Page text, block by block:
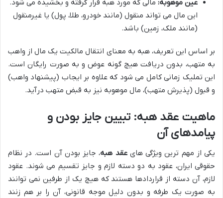
عین موهوبه: مالی که مورد هبه قرار گرفته و بخشیده می شود.
این مال می تواند منقول (مانند خودرو، طلا، پول) یا غیرمنقول
(مانند ملک، زمین) باشد.
بر اساس این تعریف، هبه به معنای انتقال مالکیت یک مال از واهب
به متهب، بدون دریافت هیچ گونه عوض و به صورت رایگان است.
این تملیک زمانی کامل می شود که علاوه بر ایجاب (پیشنهاد واهب)
و قبول (پذیرش متهب)، مال موهوبه نیز به قبض متهب درآید.
ماهیت عقد هبه: تبیین جایز بودن و
پیامدهای آن
یکی از مهم ترین ویژگی هایعقد هبه، جایز بودن آن است. در نظام
حقوقی ایران، عقود به دو دسته لازم و جایز تقسیم می شوند. عقود
لازم، آن دسته از قراردادها هستند که هیچ یک از طرفین نمی توانند
به صورت یک طرفه و بدون دلیل موجه قانونی، آن را بر هم زنند